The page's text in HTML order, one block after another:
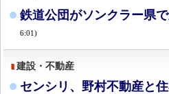
鉄道公団がソンクラー県
6:01)
建設・不動産
センシリ、野村不動産と